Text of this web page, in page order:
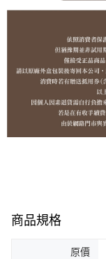
商品規格
原價